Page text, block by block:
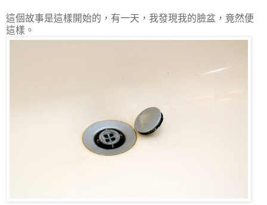
這個故事是這樣開始的，有一天，我發現我的臉盆，竟然便
這樣。